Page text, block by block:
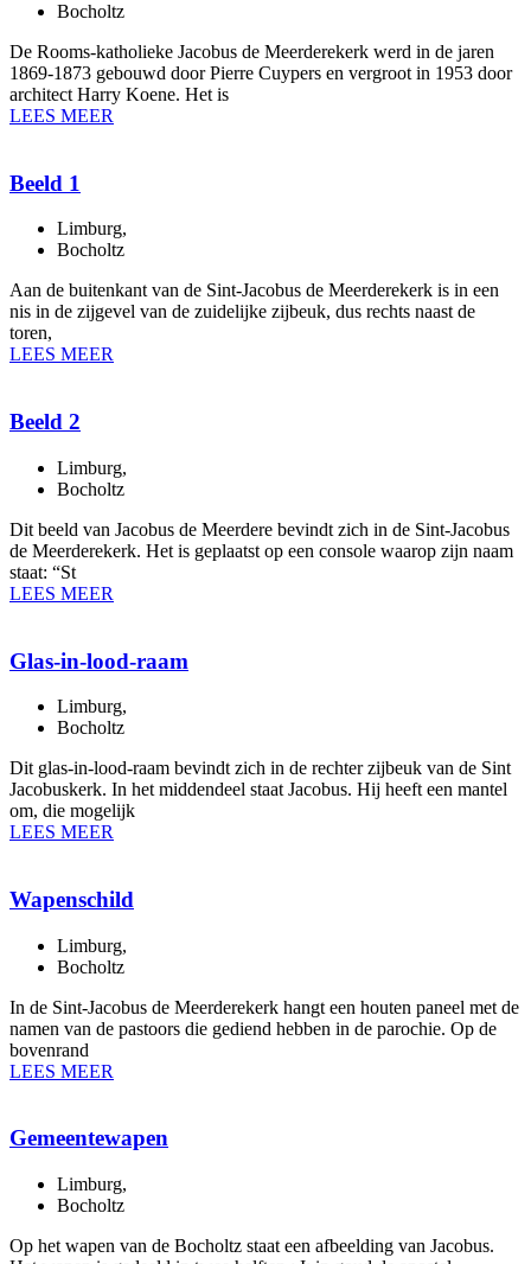
Bocholtz
De Rooms-katholieke Jacobus de Meerderekerk werd in de jaren
1869-1873 gebouwd door Pierre Cuypers en vergroot in 1953 door
architect Harry Koene. Het is
LEES MEER
Beeld 1
Limburg,
Bocholtz
Aan de buitenkant van de Sint-Jacobus de Meerderekerk is in een
nis in de zijgevel van de zuidelijke zijbeuk, dus rechts naast de
toren,
LEES MEER
Beeld 2
Limburg,
Bocholtz
Dit beeld van Jacobus de Meerdere bevindt zich in de Sint-Jacobus
de Meerderekerk. Het is geplaatst op een console waarop zijn naam
staat: “St
LEES MEER
Glas-in-lood-raam
Limburg,
Bocholtz
Dit glas-in-lood-raam bevindt zich in de rechter zijbeuk van de Sint
Jacobuskerk. In het middendeel staat Jacobus. Hij heeft een mantel
om, die mogelijk
LEES MEER
Wapenschild
Limburg,
Bocholtz
In de Sint-Jacobus de Meerderekerk hangt een houten paneel met de
namen van de pastoors die gediend hebben in de parochie. Op de
bovenrand
LEES MEER
Gemeentewapen
Limburg,
Bocholtz
Op het wapen van de Bocholtz staat een afbeelding van Jacobus.